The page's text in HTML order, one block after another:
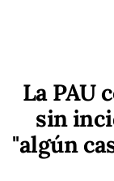
La PAU
sin
"algún